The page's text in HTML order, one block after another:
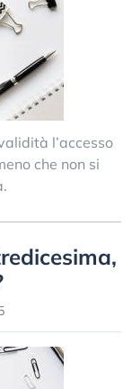
l’accesso
che non si